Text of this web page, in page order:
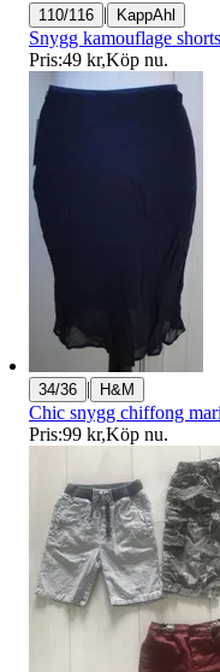
110/116 | KappAhl
Snygg kamouflage
Pris:49 kr,Köp nu.
34/36 | H&M
Chic snygg chiffong
Pris:99 kr,Köp nu.